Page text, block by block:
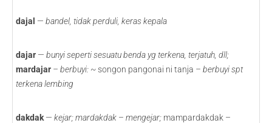
dajal — bandel, tidak perduli, keras kepala
dajar — bunyi seperti sesuatu benda yg terkena, terjatuh, dll;
mardajar – berbuyi: ~songon pangonai ni tanja – berbuyi spt
terkena lembing
dakdak — kejar; mardakdak – mengejar; mampardakdak –